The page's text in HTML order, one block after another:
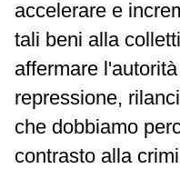
accelerare e
tali beni alla
affermare
repressione,
che dobbiamo
contrasto alla